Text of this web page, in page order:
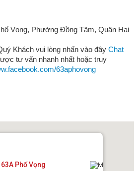
Vọng, Phường Đồng Tâm, Quận Hai
Khách vui lòng nhấn vào đây Chat
tư vấn nhanh nhất hoặc truy
63aphovong
Phố Vọng